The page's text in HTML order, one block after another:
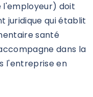
l'employeur) doit
juridique qui établit
santé
dans la
l'entreprise en